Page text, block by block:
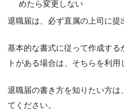
めたら変更しない
退職届は、必ず直属の上司に提
基本的な書式に従って作成する
トがある場合は、そちらを利用
退職届の書き方を知りたい方は
てください。